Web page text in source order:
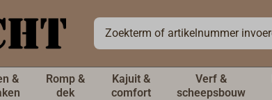
&
Romp &
dek
Kajuit &
comfort
Verf &
scheepsbouw